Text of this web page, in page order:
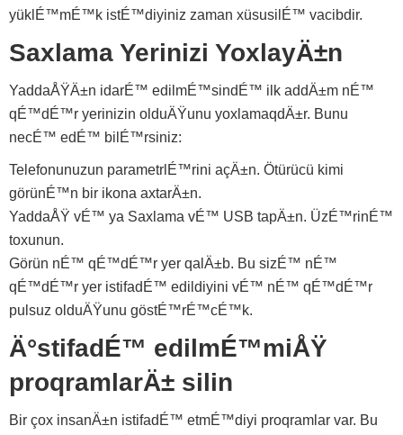
yüklÉ™mÉ™k istÉ™diyiniz zaman xüsusilÉ™ vacibdir.
Saxlama Yerinizi YoxlayÄ±n
YaddaÅŸÄ±n idarÉ™ edilmÉ™sindÉ™ ilk addÄ±m nÉ™
qÉ™dÉ™r yerinizin olduÄŸunu yoxlamaqdÄ±r. Bunu
necÉ™ edÉ™ bilÉ™rsiniz:
Telefonunuzun parametrlÉ™rini açÄ±n. Ötürücü kimi
görünÉ™n bir ikona axtarÄ±n.
YaddaÅŸ vÉ™ ya Saxlama vÉ™ USB tapÄ±n. ÜzÉ™rinÉ™
toxunun.
Görün nÉ™ qÉ™dÉ™r yer qalÄ±b. Bu sizÉ™ nÉ™
qÉ™dÉ™r yer istifadÉ™ edildiyini vÉ™ nÉ™ qÉ™dÉ™r
pulsuz olduÄŸunu göstÉ™rÉ™cÉ™k.
Ä°stifadÉ™ edilmÉ™miÅŸ
proqramlarÄ± silin
Bir çox insanÄ±n istifadÉ™ etmÉ™diyi proqramlar var. Bu